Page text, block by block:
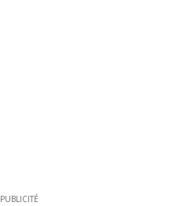
PUBLICITÉ